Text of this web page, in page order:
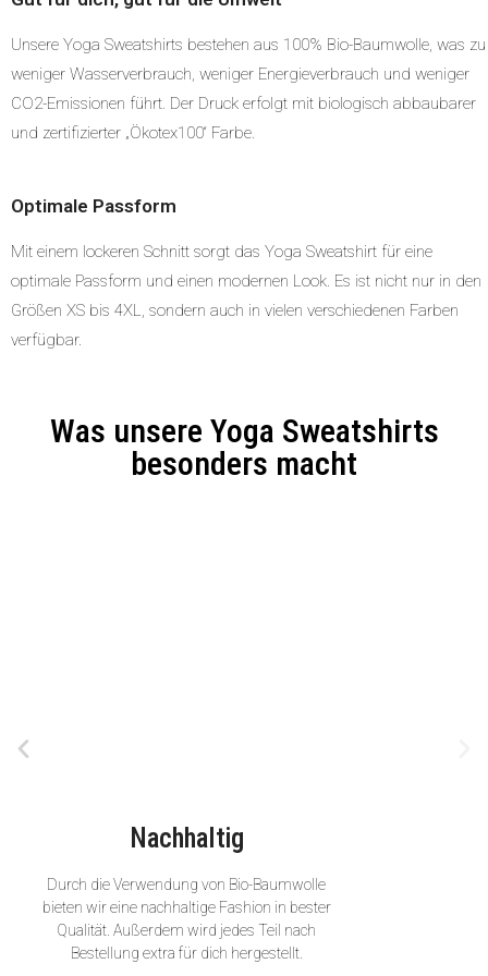
Unsere Yoga Sweatshirts bestehen aus 100% Bio-Baumwolle, was zu
weniger Wasserverbrauch, weniger Energieverbrauch und weniger
CO2-Emissionen führt. Der Druck erfolgt mit biologisch abbaubarer
und zertifizierter „Ökotex100“ Farbe.
Optimale Passform
Mit einem lockeren Schnitt sorgt das Yoga Sweatshirt für eine
optimale Passform und einen modernen Look. Es ist nicht nur in den
Größen XS bis 4XL, sondern auch in vielen verschiedenen Farben
verfügbar.
Was unsere Yoga Sweatshirts
besonders macht
Nachhaltig
Durch die Verwendung von Bio-Baumwolle
bieten wir eine nachhaltige Fashion in bester
Qualität. Außerdem wird jedes Teil nach
Bestellung extra für dich hergestellt.